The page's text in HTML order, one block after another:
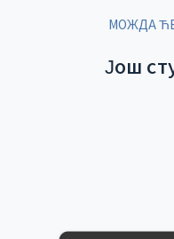
МОЖДА
Још